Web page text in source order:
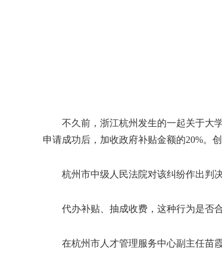
不久前，浙江杭州发生的一起关于大学
申请成功后，加收政府补贴金额的20%。
杭州市中级人民法院对该纠纷作出判决
代办补贴、抽成收费，这种行为是否合
在杭州市人才管理服务中心副主任苗霞